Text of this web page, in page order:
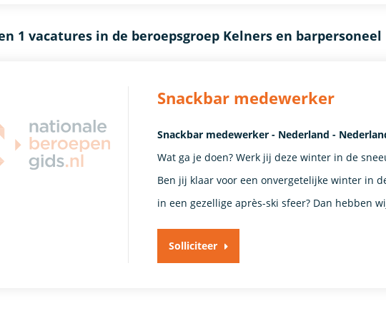
1 vacatures in de beroepsgroep Kelners en barpersoneel
Snackbar medewerker
Snackbar medewerker - Nederland -
Wat ga je doen? Werk jij deze winter in de
Ben jij klaar voor een onvergetelijke winter in
in een gezellige après-ski sfeer? Dan hebben
Solliciteer